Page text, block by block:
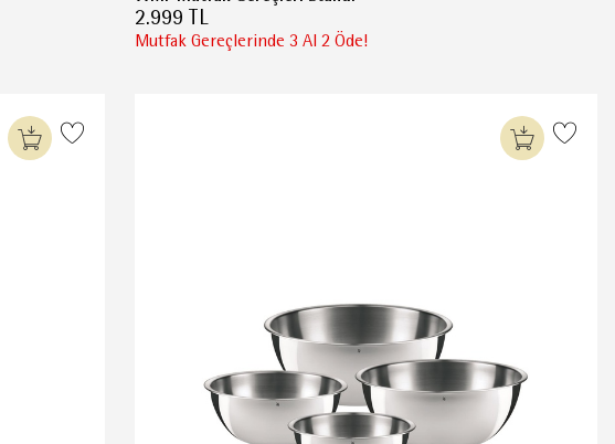
2.999 TL
Mutfak Gereçlerinde 3 Al 2 Öde!